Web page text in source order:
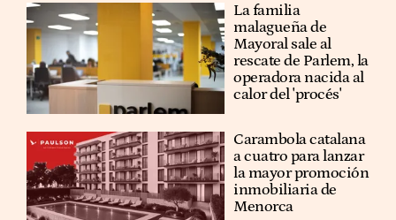
La familia
malagueña de
Mayoral sale al
rescate de Parlem, la
operadora nacida al
calor del 'procés'
Carambola catalana
a cuatro para lanzar
la mayor promoción
inmobiliaria de
Menorca